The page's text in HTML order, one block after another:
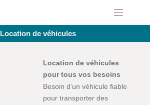
Location de véhicules
Location de véhicules
pour tous vos besoins
Besoin d’un véhicule fiable
pour transporter des